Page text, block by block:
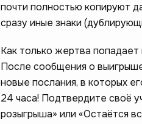
почти полностью копируют
сразу иные знаки
Как только жертва попадает
После сообщения о
новые послания, в которых
24 часа! Подтвердите своё
розыгрыша» или «Остаётся